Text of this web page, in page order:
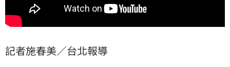
記者施春美／台北報導